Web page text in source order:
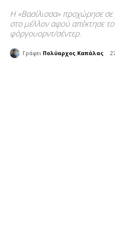
Η «Βασίλισσα» προχώρησε
στο μέλλον αφού απέκτησε
φόργουορντ/σέντερ.
Γράφει Πολύαρχος Καπάλας